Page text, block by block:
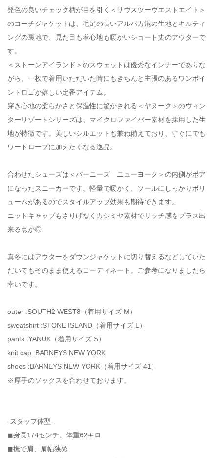
発色の良いチェック柄が目を引く＜サウスツーウエストエイト＞
のコーチジャケットは、毛足の長いアルパカ混の生地とキルティ
ングの裏地で、見た目も着心地も暖かいショート丈のアウターで
す。
＜ストーンアイランド＞のスウェットは優秀なインナーでありな
がら、一枚で着用いただいた時にもきちんと主張のあるワンポイ
ントロゴが嬉しい定番アイテム。
穿き心地の柔らかさと保温性に驚かされる＜ヤヌーク＞のウィン
ターリゾートシリーズは、マイクロファイバー素材を採用した生
地が特徴です。美しいシルエットも兼ね備えており、すぐにでも
ワードローブに加えたくなる逸品。
合わせたシューズは＜バーニーズ ニューヨーク＞の内側がボア
になったスニーカーです。軽量で暖かく、ソールにしっかりボリ
ュームがあるのでスタイルアップ効果も期待できます。
ニットキャップもさりげなくカシミヤ素材でリッチ感をプラス出
来る点が◎
真冬にはアウターをダウンジャケットに切り替えるなどしていた
だいてもそのまま使えるコーディネート。ご参考になりましたら
幸いです。
outer :SOUTH2 WEST8（着用サイズ M）
sweatshirt :STONE ISLAND（着用サイズ L）
pants :YANUK（着用サイズ S）
knit cap :BARNEYS NEW YORK
shoes :BARNEYS NEW YORK（着用サイズ 41）
※厚手のソックスを合わせております。
-スタッフ体型-
◼︎身長174センチ、体重62キロ
◼︎撫で肩、肩幅狭め